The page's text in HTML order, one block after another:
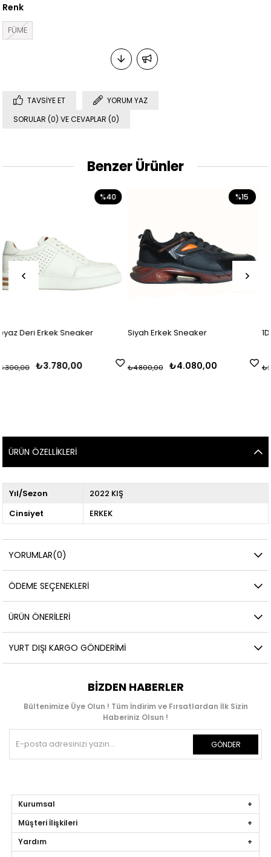
Renk
FÜME
TAVSIYE ET
YORUM YAZ
SORULAR (0) VE CEVAPLAR (0)
Benzer Ürünler
Siyah Erkek Sneaker
₺4.080,00
₺4.800,00
1D- Beyaz Erkek
₺2.900,00
ÜRÜN ÖZELLIKLERI
Yıl/Sezon
2022 KIŞ
Cinsiyet
ERKEK
YORUMLAR(0)
ÖDEME SEÇENEKLERI
ÜRÜN ÖNERILERI
YURT DIŞI KARGO GÖNDERIMI
BIZDEN HABERLER
Bültenimize Üye Olun ! Tüm İndirim ve Fırsatlardan İlk Sizin
Haberiniz Olsun !
GÖNDER
Kurumsal
Müşteri İlişkileri
Yardım